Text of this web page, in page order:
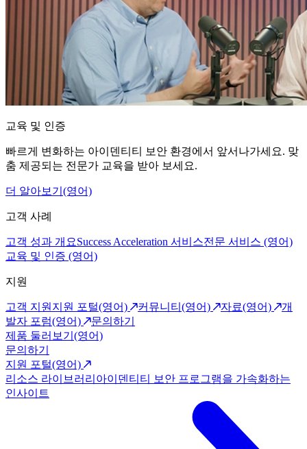
교육 및 인증
빠르게 변화하는 아이덴티티 보안 환경에서 앞서나가세요. 맞
춤 제공되는 전문가 교육을 받아 보세요.
더 알아보기(영어)
고객 사례
고객 성과 개요Success Acceleration 서비스전문 서비스 (영어)
교육 및 인증 (영어)
지원
고객 지원 지원 포털(영어) 커뮤니티(영어) 자료(영어)
개
발자 포럼(영어)
문의하기
제품 둘러보기(영어)
문의하기
지원 포털(영어)
리소스 라이브러리 아이덴티티 보안 프로그램을 가속화하는
인사이트